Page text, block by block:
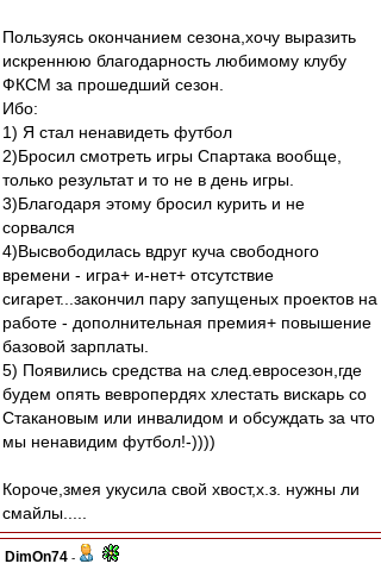
Пользуясь окончанием сезона,хочу выразить
искреннюю благодарность любимому клубу
ФКСМ за прошедший сезон.
Ибо:
1) Я стал ненавидеть футбол
2)Бросил смотреть игры Спартака вообще,
только результат и то не в день игры.
3)Благодаря этому бросил курить и не
сорвался
4)Высвободилась вдруг куча свободного
времени - игра+ и-нет+ отсутствие
сигарет...закончил пару запущеных проектов на
работе - дополнительная премия+ повышение
базовой зарплаты.
5) Появились средства на след.евросезон,где
будем опять вевропердях хлестать вискарь со
Стакановым или инвалидом и обсуждать за что
мы ненавидим футбол!-))))
Короче,змея укусила свой хвост,х.з. нужны ли
смайлы.....
DimOn74 -